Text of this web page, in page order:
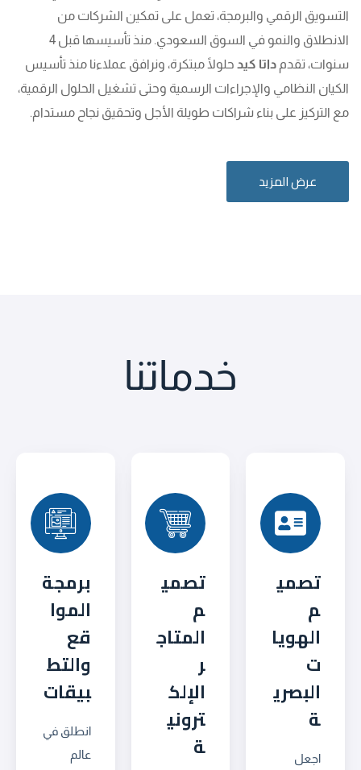
التسويق الرقمي والبرمجة، تعمل على تمكين الشركات من
الانطلاق والنمو في السوق السعودي. منذ تأسيسها قبل 4
سنوات، تقدم داتا كيد حلولًا مبتكرة، ونرافق عملاءنا منذ تأسيس
الكيان النظامي والإجراءات الرسمية وحتى تشغيل الحلول الرقمية،
مع التركيز على بناء شراكات طويلة الأجل وتحقيق نجاح مستدام.
عرض المزيد
خدماتنا
تصمي
م
الهويا
ت
البصري
ة
اجعل
تصمي
م
المتاج
ر
الإلك
تروني
ة
برمجة
الموا
قع
والتط
بيقات
انطلق في
عالم